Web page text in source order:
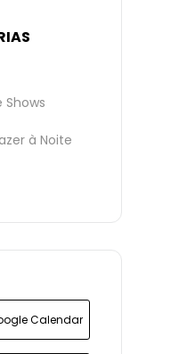
Shows
à Noite
Calendar